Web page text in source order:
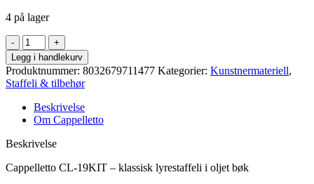
4 på lager
Cappelletto
-
Atelier
staffeli
CL-
19
kit
antall
Legg i handlekurv
Produktnummer: 8032679711477 Kategorier: Kunstnermateriell,
Staffeli & tilbehør
Beskrivelse
Om Cappelletto
Beskrivelse
Cappelletto CL-19KIT – klassisk lyrestaffeli i oljet bøk